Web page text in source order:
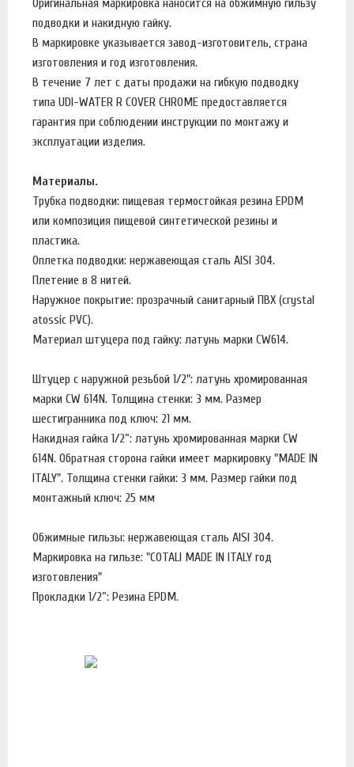
Оригинальная маркировка наносится на обжимную гильзу
подводки и накидную гайку.
В маркировке указывается завод-изготовитель, страна
изготовления и год изготовления.
В течение 7 лет с даты продажи на гибкую подводку
типа UDI-WATER R COVER CHROME предоставляется
гарантия при соблюдении инструкции по монтажу и
эксплуатации изделия.
Материалы.
Трубка подводки: пищевая термостойкая резина EPDM
или композиция пищевой синтетической резины и
пластика.
Оплетка подводки: нержавеющая сталь AISI 304.
Плетение в 8 нитей.
Наружное покрытие: прозрачный санитарный ПВХ (crystal
atossic PVC).
Материал штуцера под гайку: латунь марки CW614.
Штуцер с наружной резьбой 1/2": латунь хромированная
марки CW 614N. Толщина стенки: 3 мм. Размер
шестигранника под ключ: 21 мм.
Накидная гайка 1/2”: латунь хромированная марки CW
614N. Обратная сторона гайки имеет маркировку "MADE IN
ITALY". Толщина стенки гайки: 3 мм. Размер гайки под
монтажный ключ: 25 мм
Обжимные гильзы: нержавеющая сталь AISI 304.
Маркировка на гильзе: "COTALI MADE IN ITALY год
изготовления"
Прокладки 1/2”: Резина EPDM.